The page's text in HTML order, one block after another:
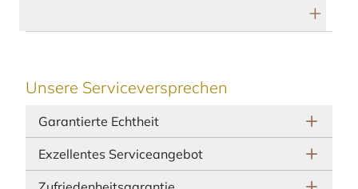
Unsere Serviceversprechen
Garantierte Echtheit
Exzellentes Serviceangebot